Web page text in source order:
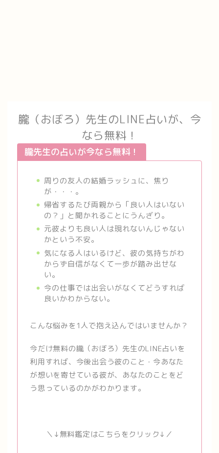
朧（おぼろ）先生のLINE占いが、今
なら無料！
朧先生の占いが今なら無料！
周りの友人の結婚ラッシュに、焦り
が・・・。
帰省するたび両親から「良い人はいない
の？」と聞かれることにうんざり。
元彼よりも良い人は現れないんじゃない
かという不安。
気になる人はいるけど、彼の気持ちがわ
からず自信がなくて一歩が踏み出せな
い。
今の仕事では出会いがなくてどうすれば
良いかわからない。
こんな悩みを1人で抱え込んではいませんか？
今だけ無料の朧（おぼろ）先生のLINE占いを
利用すれば、今後出会う彼のこと・今あなた
が想いを寄せている彼が、あなたのことをど
う思っているのかがわかります。
＼↓無料鑑定はこちらをクリック↓／